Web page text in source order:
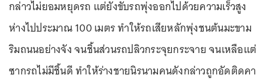
กล่าวไม่ยอมหยุดรถ แต่ยังขับรถพุ่งออกไปด้วยความเร็วสูง
ห่างไปประมาณ 100 เมตร ทำให้รถเสียหลักพุ่งชนต้นมะขาม
ริมถนนอย่างจัง จนชิ้นส่วนรถปลิวกระจุยกระจาย จนเหลือแต่
ซากรถไม่มีชิ้นดี ทำให้ร่างชายนิรนามคนดังกล่าวถูกอัดติดคา